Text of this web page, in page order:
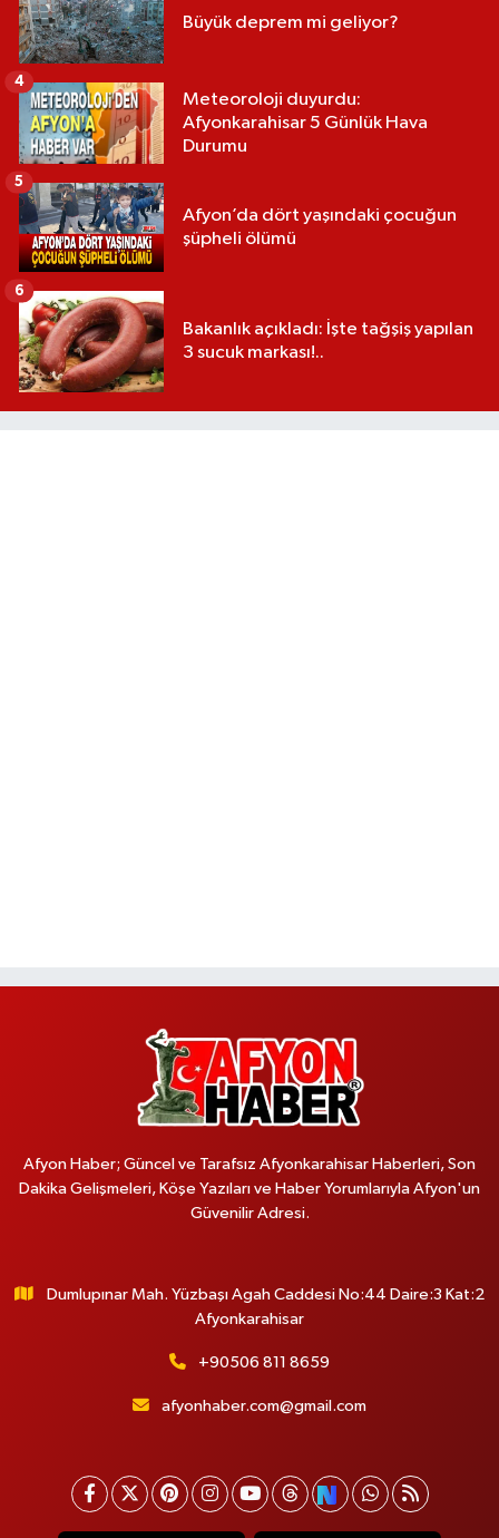
Büyük deprem mi geliyor?
Meteoroloji duyurdu:
Afyonkarahisar 5 Günlük Hava
Durumu
4
Afyon’da dört yaşındaki çocuğun
şüpheli ölümü
5
Bakanlık açıkladı: İşte tağşiş yapılan
3 sucuk markası!..
6
Afyon Haber; Güncel ve Tarafsız Afyonkarahisar Haberleri, Son
Dakika Gelişmeleri, Köşe Yazıları ve Haber Yorumlarıyla Afyon'un
Güvenilir Adresi.
Dumlupınar Mah. Yüzbaşı Agah Caddesi No:44 Daire:3 Kat:2
Afyonkarahisar
+90506 811 8659
afyonhaber.com@gmail.com